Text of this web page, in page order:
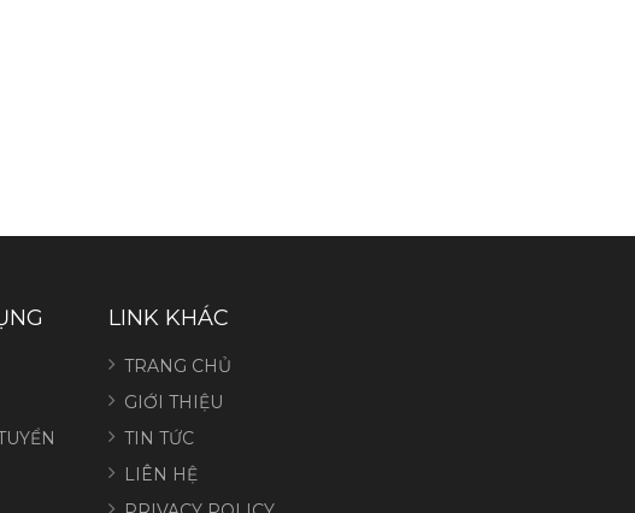
LINK KHÁC
TRANG CHỦ
GIỚI THIỆU
TIN TỨC
LIÊN HỆ